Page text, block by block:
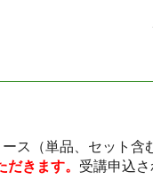
ス（単品、セット含
きます。 受講申込